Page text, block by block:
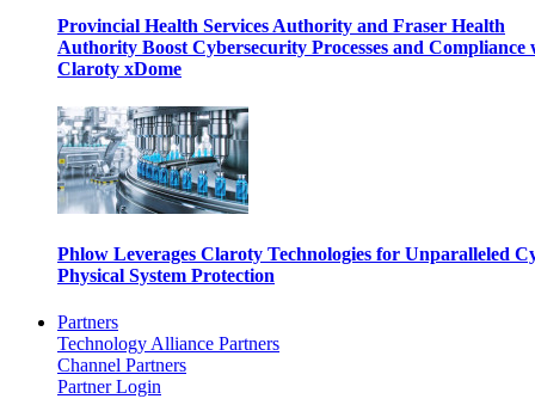
Provincial Health Services Authority and Fraser Health
Authority Boost Cybersecurity Processes and Compliance
Claroty xDome
Phlow Leverages Claroty Technologies for Unparalleled
Physical System Protection
Partners
Technology Alliance Partners
Channel Partners
Partner Login